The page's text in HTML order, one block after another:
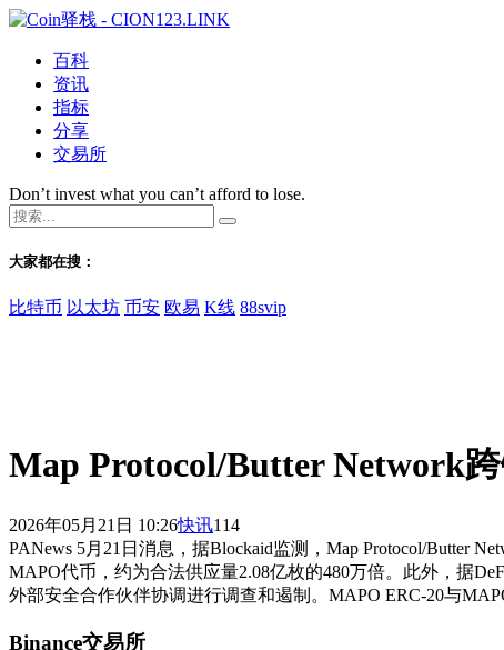
百科
资讯
指标
分享
交易所
Don’t invest what you can’t afford to lose.
大家都在搜：
比特币 以太坊 币安 欧易 K线 88svip
Map Protocol/Butter Network
2026年05月21日 10:26快讯114
PANews 5月21日消息，据Blockaid监测，Map Protocol/Butter
MAPO代币，约为合法供应量2.08亿枚的480万倍。此外，据
外部安全合作伙伴协调进行调查和遏制。MAPO ERC-20与
Binance交易所